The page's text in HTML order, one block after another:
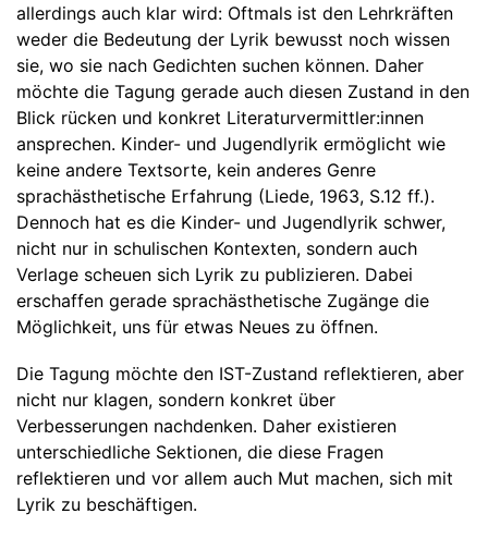
allerdings auch klar wird: Oftmals ist den Lehrkräften
weder die Bedeutung der Lyrik bewusst noch wissen
sie, wo sie nach Gedichten suchen können. Daher
möchte die Tagung gerade auch diesen Zustand in den
Blick rücken und konkret Literaturvermittler:innen
ansprechen. Kinder- und Jugendlyrik ermöglicht wie
keine andere Textsorte, kein anderes Genre
sprachästhetische Erfahrung (Liede, 1963, S.12 ff.).
Dennoch hat es die Kinder- und Jugendlyrik schwer,
nicht nur in schulischen Kontexten, sondern auch
Verlage scheuen sich Lyrik zu publizieren. Dabei
erschaffen gerade sprachästhetische Zugänge die
Möglichkeit, uns für etwas Neues zu öffnen.
Die Tagung möchte den IST-Zustand reflektieren, aber
nicht nur klagen, sondern konkret über
Verbesserungen nachdenken. Daher existieren
unterschiedliche Sektionen, die diese Fragen
reflektieren und vor allem auch Mut machen, sich mit
Lyrik zu beschäftigen.